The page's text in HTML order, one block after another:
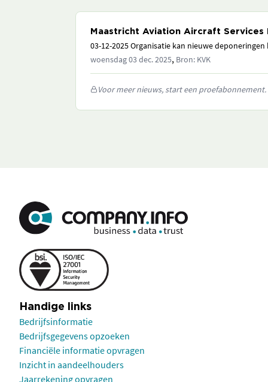
Maastricht Aviation Aircraft Services
03-12-2025 Organisatie kan nieuwe
woensdag 03 dec. 2025, Bron: KVK
Voor meer nieuws, start een proefabonnement.
Handige links
Bedrijfsinformatie
Bedrijfsgegevens opzoeken
Financiële informatie opvragen
Inzicht in aandeelhouders
Jaarrekening opvragen